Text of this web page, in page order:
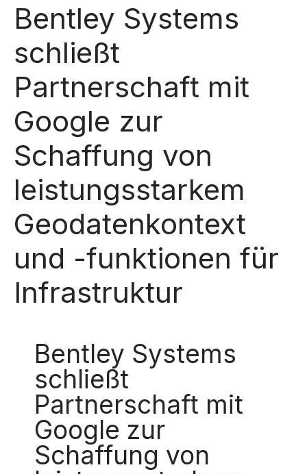
Bentley Systems
schließt
Partnerschaft mit
Google zur
Schaffung von
leistungsstarkem
Geodatenkontext
und -funktionen für
Infrastruktur
Bentley Systems
schließt
Partnerschaft mit
Google zur
Schaffung von